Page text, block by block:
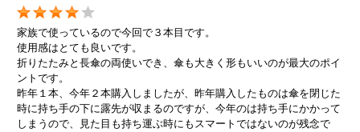
家族で使っているので今回で３本目です。
使用感はとても良いです。
折りたたみと長傘の両使いでき、傘も大きく形もいいのが最大のポイ
ントです。
昨年１本、今年２本購入しましたが、昨年購入したものは傘を閉じた
時に持ち手の下に露先が収まるのですが、今年のは持ち手にかかって
しまうので、見た目も持ち運ぶ時にもスマートではないのが残念で